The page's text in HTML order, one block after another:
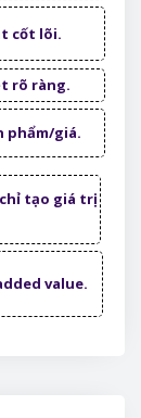
phẩm/giá.
cốt lõi.
value.
rõ ràng.
tạo giá trị